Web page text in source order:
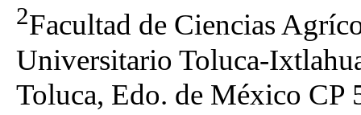
2Facultad de Ciencias
Universitario Toluca-
Toluca, Edo. de México CP